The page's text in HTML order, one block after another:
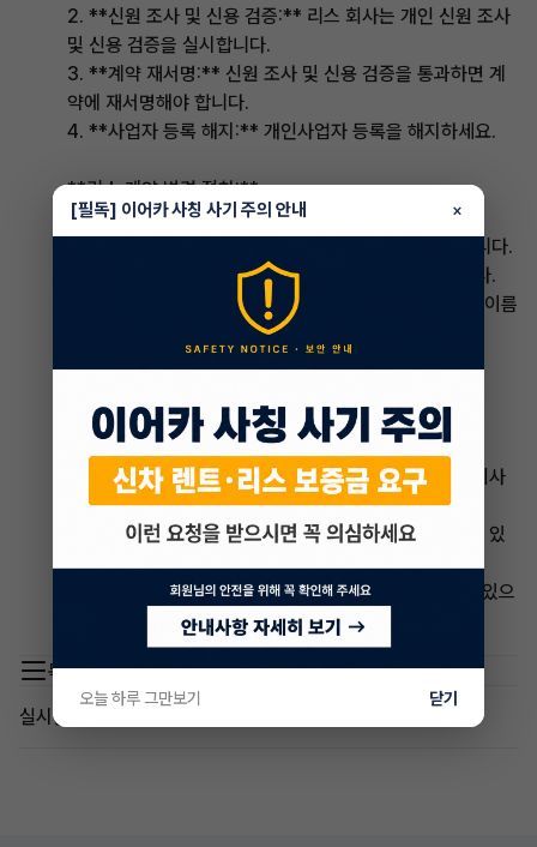
2. **신원 조사 및 신용 검증:** 리스 회사는 개인 신원 조사
및 신용 검증을 실시합니다.
3. **계약 재서명:** 신원 조사 및 신용 검증을 통과하면 계
약에 재서명해야 합니다.
4. **사업자 등록 해지:** 개인사업자 등록을 해지하세요.
**리스 계약 변경 절차:**
1. **자산 매입:** 리스한 자산을 리스 회사에서 매입합니다.
2. **소유권 이전:** 자산 소유권이 개인에게 이전됩니다.
3. **차량 등록 이름 변경:** 차량이라면 차량 등록서의 이름
4. **리스 계약 종료:** 리스 계약은 종료됩니다.
**주의 사항:**
* 리스 회사가 개인 계약 변경을 승인할지 여부는 리스 회사
의 정책에 따라 달라집니다.
* 리스 회사에서 추가 수수료나 변경 수수료를 부과할 수 있
습니다.
* 장기렌트 또는 리스 계약 변경 시 세무 영향이 있을 수 있으
니 세무 전문가와 상담하는 것이 좋습니다.
목록 이동
실시간 인기글
[필독] 이어카 사칭 사기 주의 안내 ×
오늘 하루 그만보기 닫기